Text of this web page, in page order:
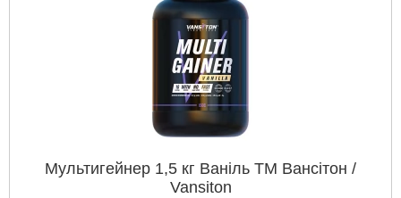
Мультигейнер 1,5 кг Ваніль ТМ Вансітон /
Vansiton